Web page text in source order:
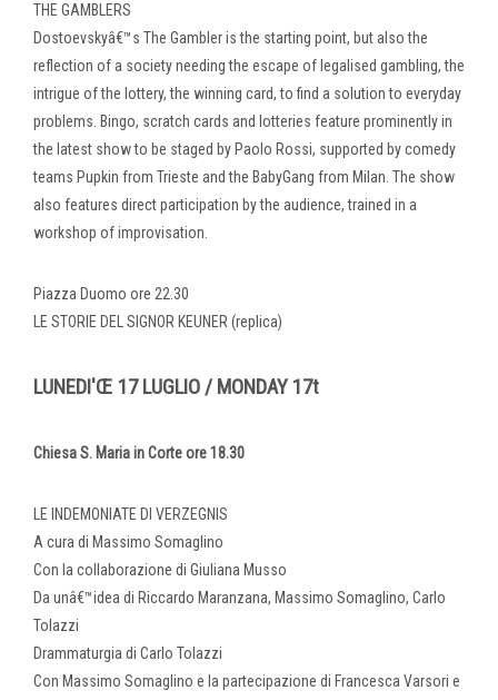
THE GAMBLERS
Dostoevskyâ€™s The Gambler is the starting point, but also the
reflection of a society needing the escape of legalised gambling, the
intrigue of the lottery, the winning card, to find a solution to everyday
problems. Bingo, scratch cards and lotteries feature prominently in
the latest show to be staged by Paolo Rossi, supported by comedy
teams Pupkin from Trieste and the BabyGang from Milan. The show
also features direct participation by the audience, trained in a
workshop of improvisation.
Piazza Duomo ore 22.30
LE STORIE DEL SIGNOR KEUNER (replica)
LUNEDI'Œ 17 LUGLIO / MONDAY 17t
Chiesa S. Maria in Corte ore 18.30
LE INDEMONIATE DI VERZEGNIS
A cura di Massimo Somaglino
Con la collaborazione di Giuliana Musso
Da unâ€™idea di Riccardo Maranzana, Massimo Somaglino, Carlo
Tolazzi
Drammaturgia di Carlo Tolazzi
Con Massimo Somaglino e la partecipazione di Francesca Varsori e